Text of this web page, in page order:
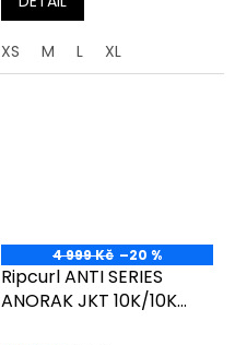
XS M L XL
4 999 Kč –20 %
Ripcurl ANTI SERIES
ANORAK JKT 10K/10K